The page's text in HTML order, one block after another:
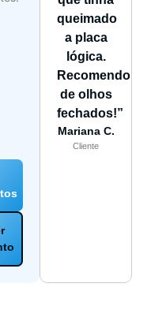
queimado
a placa
lógica.
Recomendo
de olhos
fechados!”
Mariana C.
Cliente